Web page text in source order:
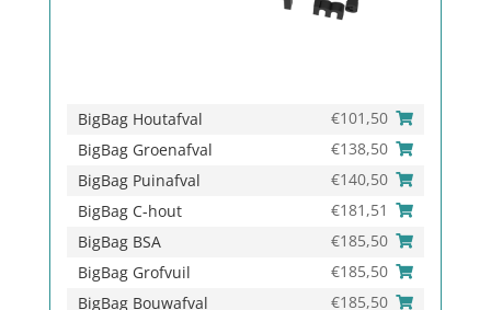
BigBag Houtafval €101,50
BigBag Groenafval
€138,50
BigBag Puinafval
€140,50
BigBag C-hout
€181,51
BigBag BSA
€185,50
BigBag Grofvuil
€185,50
BigBag Bouwafval
€185,50